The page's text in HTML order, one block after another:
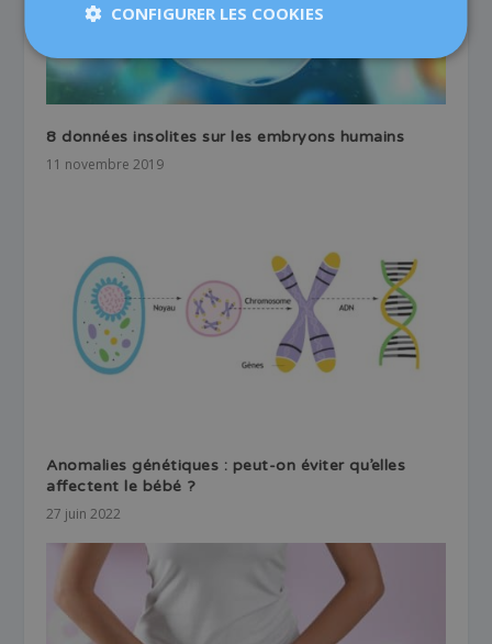
8 données insolites sur les embryons humains
11 novembre 2019
Anomalies génétiques : peut-on éviter qu’elles
affectent le bébé ?
27 juin 2022
CONFIGURER LES COOKIES